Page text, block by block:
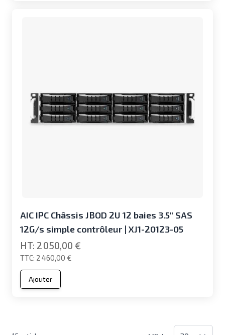
AIC IPC Châssis JBOD 2U 12 baies 3.5" SAS
12G/s simple contrôleur | XJ1-20123-05
2 460,00 €
2 050,00 €
Ajouter